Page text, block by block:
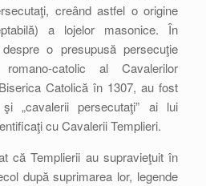
creând astfel o origine
a lojelor masonice. În
o presupusă persecuţie
catolic al Cavalerilor
Catolică în 1307, au fost
„cavalerii persecutaţi” ai lui
cu Cavalerii Templieri.
că Templierii au supravieţuit în
după suprimarea lor, legende